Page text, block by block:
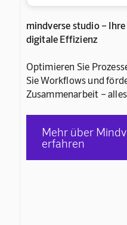
mindverse studio –
digitale Effizienz
Optimieren Sie
Sie Workflows und
Zusammenarbeit –
Mehr über
erfahren